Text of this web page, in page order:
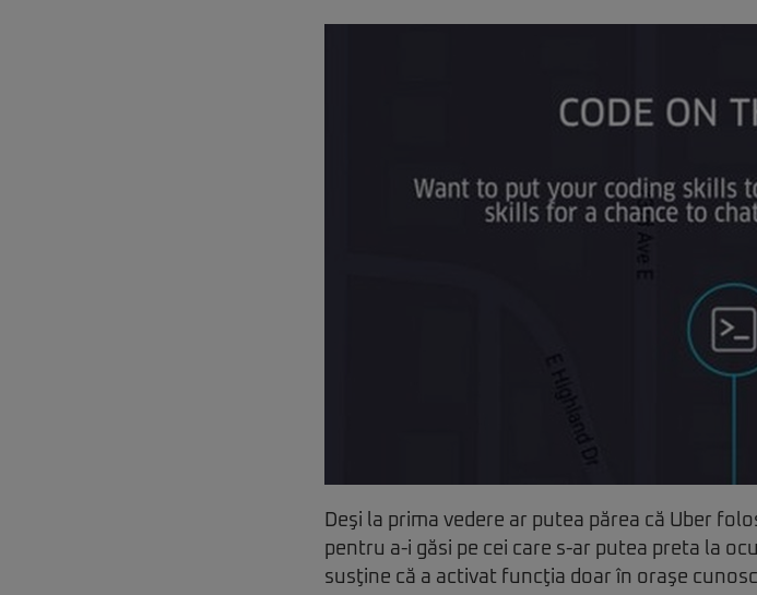
Deşi la prima vedere ar putea părea că Uber
pentru a-i găsi pe cei care s-ar putea preta la
susţine că a activat funcţia doar în oraşe